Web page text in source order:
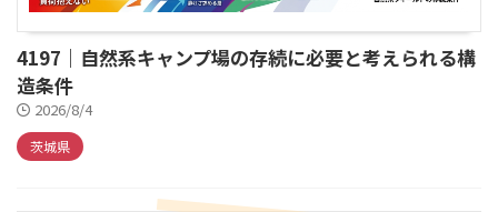
4197｜自然系キャンプ場の存続に必要と考えられる構
造条件
2026/8/4
茨城県